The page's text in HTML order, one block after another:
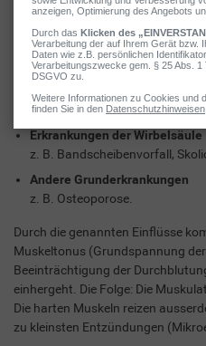
Depressionen schlägt sich
Gerade die Nacken- und
„Stressmuskeln“.
Zugluft
Auch ein kalter Luftzug kann
Muskulatur schmerzhaft
Erkrankungen der Wirbelsäule
z. B. Bandscheibenvorfall,
Andere Grunderkrankungen
z. B. Osteoporose.
Durch die genannten Einflüsse
Muskeltonus (Grundspannung
Beeinträchtigung der
einhergeht. Die Folge: Die
Die harten Muskeln reizen
zu kleinsten Entzündungen